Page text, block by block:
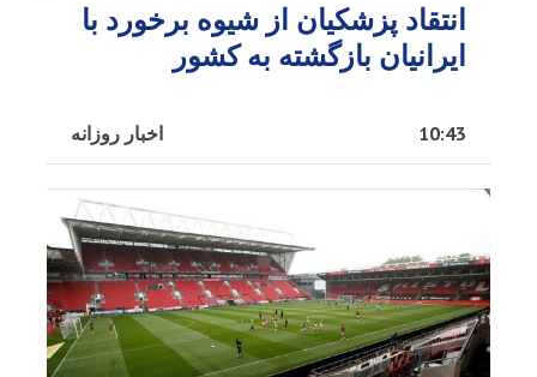
انتقاد پزشکیان از شیوه برخورد با
ایرانیان بازگشته به کشور
اخبار روزانه 10:43